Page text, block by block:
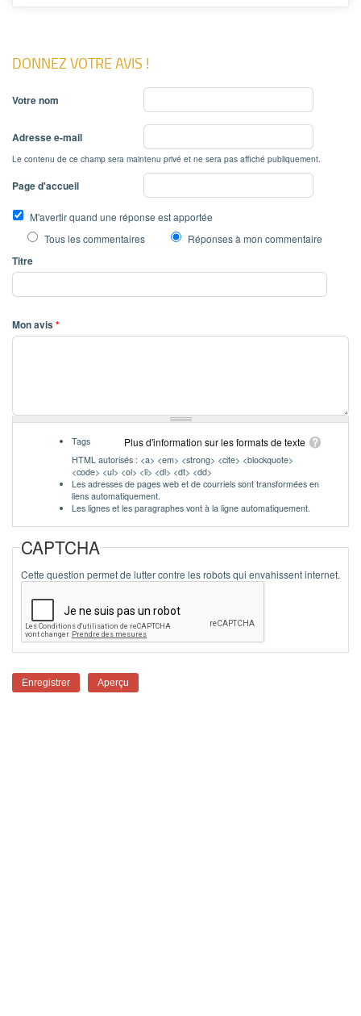
DONNEZ VOTRE AVIS !
Votre nom
Adresse e-mail
Le contenu de ce champ sera maintenu privé et ne sera pas affiché publiquement.
Page d'accueil
M'avertir quand une réponse est apportée
Tous les commentaires
Réponses à mon commentaire
Titre
Mon avis*
Plus d'information sur les formats de texte
Tags
HTML autorisés : <a> <em> <strong> <cite> <blockquote>
<code> <ul> <ol> <li> <dl> <dt> <dd>
Les adresses de pages web et de courriels sont transformées en
liens automatiquement.
Les lignes et les paragraphes vont à la ligne automatiquement.
CAPTCHA
Cette question permet de lutter contre les robots qui envahissent internet.